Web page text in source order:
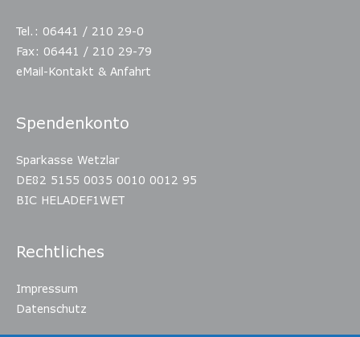
Tel.: 06441 / 210 29-0
Fax: 06441 / 210 29-79
eMail-Kontakt & Anfahrt
Spendenkonto
Sparkasse Wetzlar
DE82 5155 0035 0010 0012 95
BIC HELADEF1WET
Rechtliches
Impressum
Datenschutz